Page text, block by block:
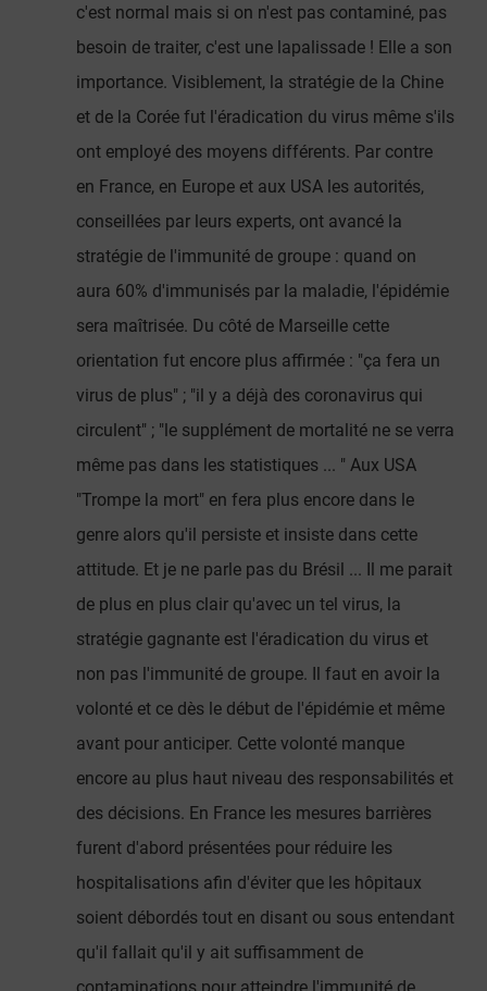
c'est normal mais si on n'est pas contaminé, pas
besoin de traiter, c'est une lapalissade ! Elle a son
importance. Visiblement, la stratégie de la Chine
et de la Corée fut l'éradication du virus même s'ils
ont employé des moyens différents. Par contre
en France, en Europe et aux USA les autorités,
conseillées par leurs experts, ont avancé la
stratégie de l'immunité de groupe : quand on
aura 60% d'immunisés par la maladie, l'épidémie
sera maîtrisée. Du côté de Marseille cette
orientation fut encore plus affirmée : "ça fera un
virus de plus" ; "il y a déjà des coronavirus qui
circulent" ; "le supplément de mortalité ne se verra
même pas dans les statistiques ... " Aux USA
"Trompe la mort" en fera plus encore dans le
genre alors qu'il persiste et insiste dans cette
attitude. Et je ne parle pas du Brésil ... Il me parait
de plus en plus clair qu'avec un tel virus, la
stratégie gagnante est l'éradication du virus et
non pas l'immunité de groupe. Il faut en avoir la
volonté et ce dès le début de l'épidémie et même
avant pour anticiper. Cette volonté manque
encore au plus haut niveau des responsabilités et
des décisions. En France les mesures barrières
furent d'abord présentées pour réduire les
hospitalisations afin d'éviter que les hôpitaux
soient débordés tout en disant ou sous entendant
qu'il fallait qu'il y ait suffisamment de
contaminations pour atteindre l'immunité de